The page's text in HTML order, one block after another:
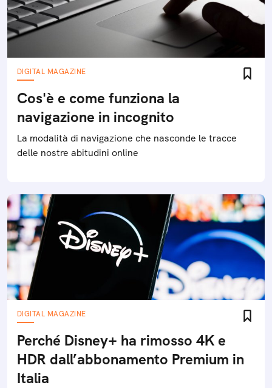
DIGITAL MAGAZINE
Cos'è e come funziona la
navigazione in incognito
La modalità di navigazione che nasconde le tracce
delle nostre abitudini online
DIGITAL MAGAZINE
Perché Disney+ ha rimosso 4K e
HDR dall’abbonamento Premium in
Italia